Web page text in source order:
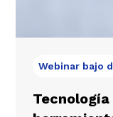
Webinar bajo